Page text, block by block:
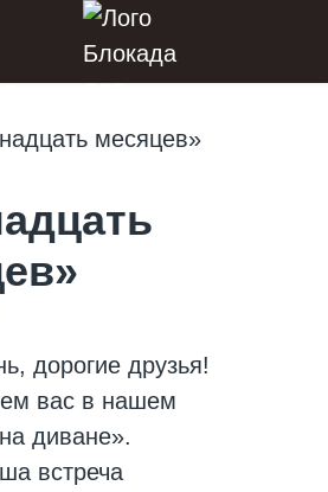
дорогие друзья!
вас в нашем
диване».
встреча